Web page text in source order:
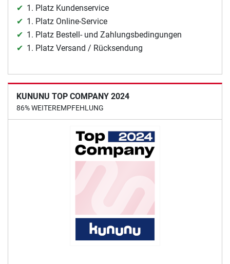
1. Platz Kundenservice
1. Platz Online-Service
1. Platz Bestell- und Zahlungsbedingungen
1. Platz Versand / Rücksendung
KUNUNU TOP COMPANY 2024
86% WEITEREMPFEHLUNG